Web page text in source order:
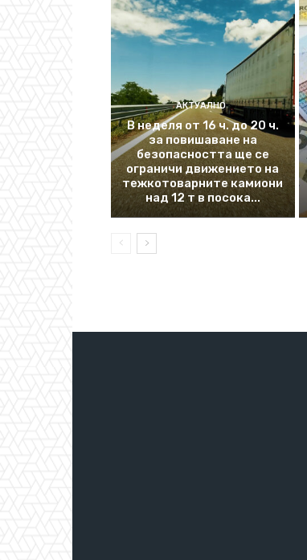
АКТУАЛНО
В неделя от 16 ч. до 20 ч.
за повишаване на
безопасността ще се
ограничи движението на
тежкотоварните камиони
над 12 т в посока...